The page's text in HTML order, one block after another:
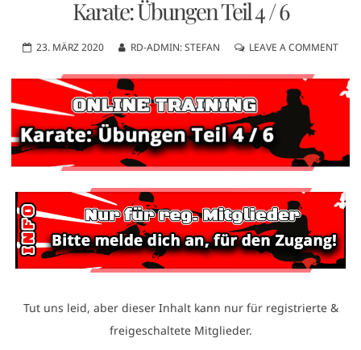
Karate: Übungen Teil 4 / 6
23. MÄRZ 2020 RD-ADMIN: STEFAN LEAVE A COMMENT
Tut uns leid, aber dieser Inhalt kann nur für registrierte &
freigeschaltete Mitglieder.